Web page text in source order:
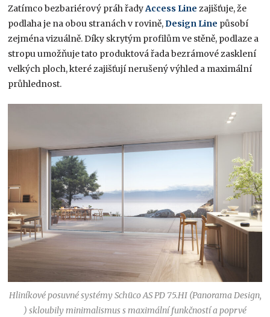
Zatímco bezbariérový práh řadyAccess Line zajišťuje, že
podlaha je na obou stranách v rovině,Design Line působí
zejména vizuálně. Díky skrytým profilům ve stěně, podlaze a
stropu umožňuje tato produktová řada bezrámové zasklení
velkých ploch, které zajišťují nerušený výhled a maximální
průhlednost.
Hliníkové posuvné systémy Schüco AS PD 75.HI (Panorama Design,
) skloubily minimalismus s maximální funkčností a poprvé